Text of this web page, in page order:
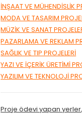
İNŞAAT VE MÜHENDİSLİK
MODA VE TASARIM
MÜZİK VE SANAT
PAZARLAMA VE REKLAM
SAĞLIK VE TIP PROJELERİ
YAZI VE İÇERİK ÜRETİMİ
YAZILIM VE TEKNOLOJİ
Proje ödevi yapan yerler